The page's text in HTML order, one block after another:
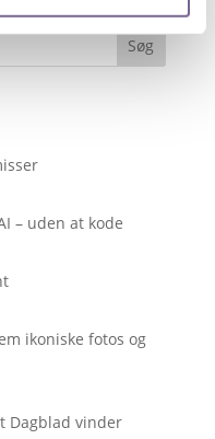
Søg
– uden at kode
ikoniske fotos og
Dagblad vinder